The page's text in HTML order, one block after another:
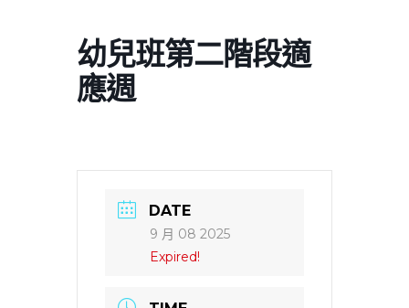
幼兒班第二階段適
應週
DATE
9 月 08 2025
Expired!